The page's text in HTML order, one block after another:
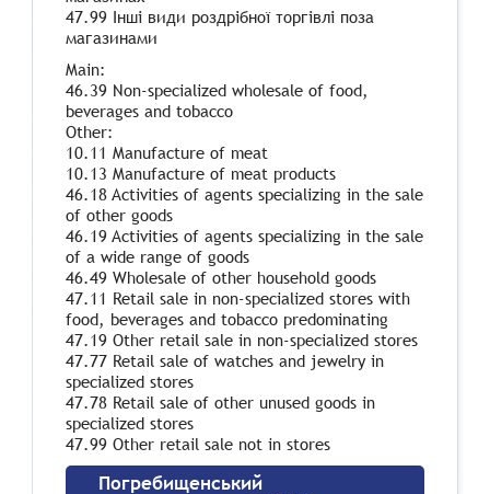
47.99 Інші види роздрібної торгівлі поза
магазинами
Main:
46.39 Non-specialized wholesale of food,
beverages and tobacco
Other:
10.11 Manufacture of meat
10.13 Manufacture of meat products
46.18 Activities of agents specializing in the sale
of other goods
46.19 Activities of agents specializing in the sale
of a wide range of goods
46.49 Wholesale of other household goods
47.11 Retail sale in non-specialized stores with
food, beverages and tobacco predominating
47.19 Other retail sale in non-specialized stores
47.77 Retail sale of watches and jewelry in
specialized stores
47.78 Retail sale of other unused goods in
specialized stores
47.99 Other retail sale not in stores
Погребищенський